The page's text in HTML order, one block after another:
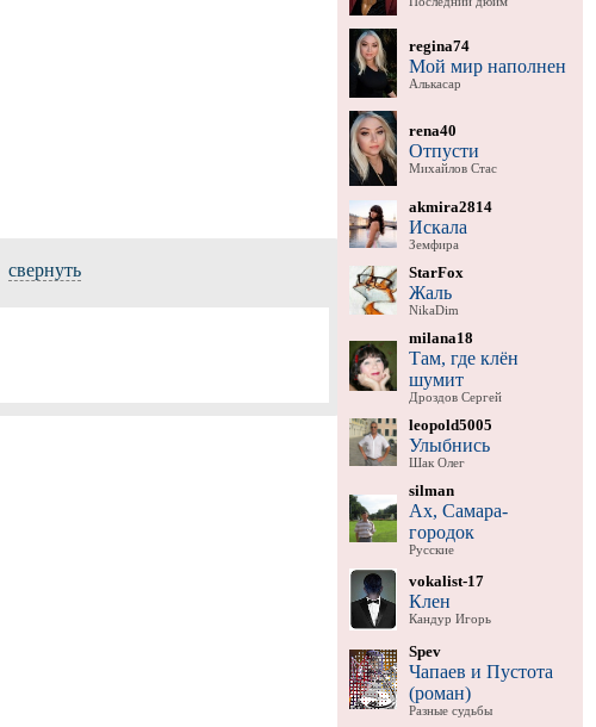
свернуть
regina74
Мой мир наполнен
Алькасар
rena40
Отпусти
Михайлов Стас
akmira2814
Искала
Земфира
StarFox
Жаль
NikaDim
milana18
Там, где клён
шумит
Дроздов Сергей
leopold5005
Улыбнись
Шак Олег
silman
Ах, Самара-
городок
Русские
vokalist-17
Клен
Кандур Игорь
Spev
Чапаев и Пустота
(роман)
Разные судьбы